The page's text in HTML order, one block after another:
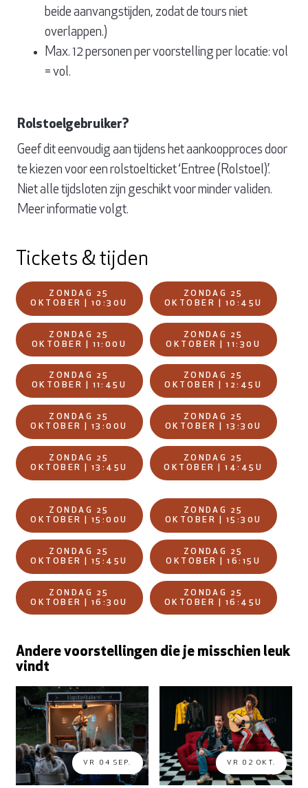
beide aanvangstijden, zodat de tours niet
overlappen.)
Max. 12 personen per voorstelling per locatie: vol
= vol.
Rolstoelgebruiker?
Geef dit eenvoudig aan tijdens het aankoopproces door
te kiezen voor een rolstoelticket ‘Entree (Rolstoel)’.
Niet alle tijdsloten zijn geschikt voor minder validen.
Meer informatie volgt.
Tickets & tijden
ZONDAG 25
OKTOBER | 10:30U
ZONDAG 25
OKTOBER | 10:45U
ZONDAG 25
OKTOBER | 11:00U
ZONDAG 25
OKTOBER | 11:30U
ZONDAG 25
OKTOBER | 11:45U
ZONDAG 25
OKTOBER | 12:45U
ZONDAG 25
OKTOBER | 13:00U
ZONDAG 25
OKTOBER | 13:30U
ZONDAG 25
OKTOBER | 13:45U
ZONDAG 25
OKTOBER | 14:45U
ZONDAG 25
OKTOBER | 15:00U
ZONDAG 25
OKTOBER | 15:30U
ZONDAG 25
OKTOBER | 15:45U
ZONDAG 25
OKTOBER | 16:15U
ZONDAG 25
OKTOBER | 16:30U
ZONDAG 25
OKTOBER | 16:45U
Andere voorstellingen die je misschien leuk
vindt
VR 04 SEP. VR 02 OKT.